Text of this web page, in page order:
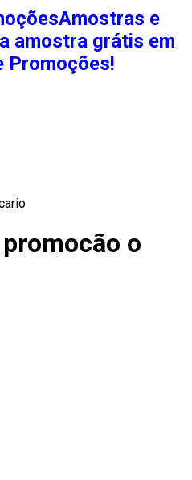
Amostras e
amostra grátis em
Promoções!
promocão o